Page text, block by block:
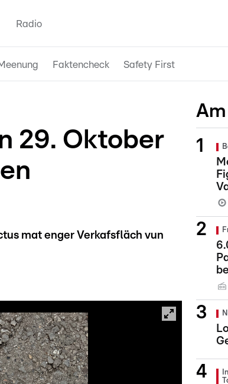
Radio
Faktencheck Safety First
29. Oktober
mat enger Verkafsfläch vun